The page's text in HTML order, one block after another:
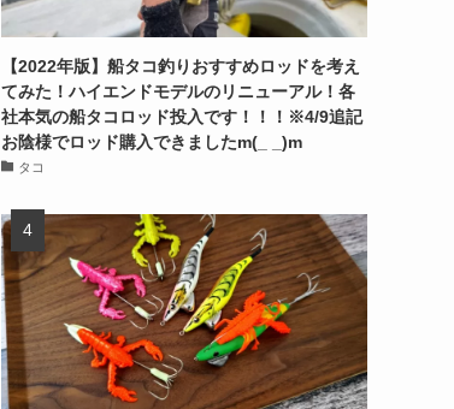
【2022年版】船タコ釣りおすすめロッドを考え
てみた！ハイエンドモデルのリニューアル！各
社本気の船タコロッド投入です！！！※4/9追記
お陰様でロッド購入できましたm(_ _)m
タコ